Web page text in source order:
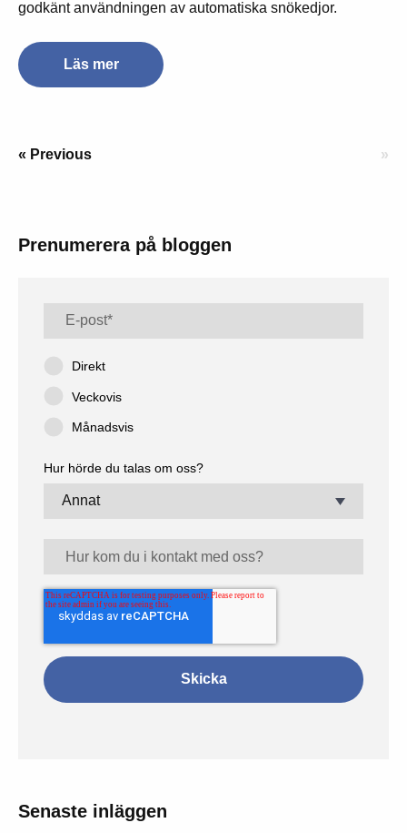
godkänt användningen av automatiska snökedjor.
Läs mer
« Previous »
Prenumerera på bloggen
Direkt
Veckovis
Månadsvis
Hur hörde du talas om oss?
Senaste inläggen